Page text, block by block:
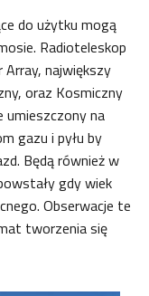
do użytku mogą
Radioteleskop
największy
oraz Kosmiczny
umieszczony na
gazu i pyłu by
Będą również w
gdy wiek
Obserwacje te
tworzenia się